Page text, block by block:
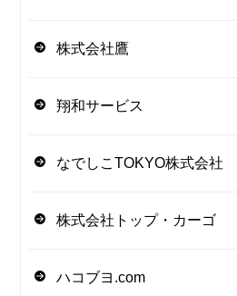
株式会社鷹
翔和サービス
なでしこTOKYO株式会社
株式会社トップ・カーゴ
ハコブヨ.com